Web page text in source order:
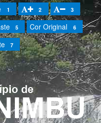
1 2 3
5 Cor Original 6
7